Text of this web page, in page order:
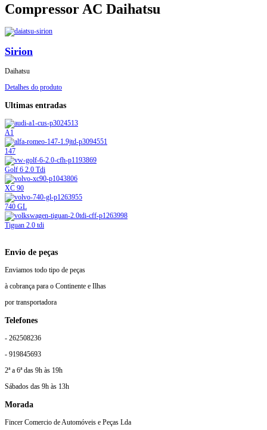
Compressor AC Daihatsu
Sirion
Daihatsu
Detalhes do produto
Ultimas entradas
A1
147
Golf 6 2.0 Tdi
XC 90
740 GL
Tiguan 2.0 tdi
Envio de peças
Enviamos todo tipo de peças
à cobrança para o Continente e Ilhas
por transportadora
Telefones
- 262508236
- 919845693
2ª a 6ª das 9h às 19h
Sábados das 9h às 13h
Morada
Fincer Comercio de Automóveis e Peças Lda